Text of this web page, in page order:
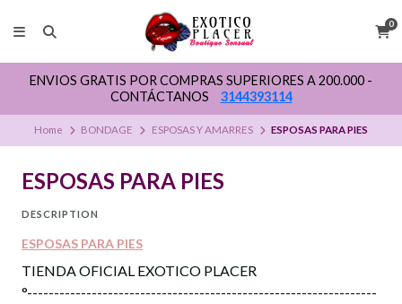
0
ENVIOS GRATIS POR COMPRAS SUPERIORES A 200.000 -
CONTÁCTANOS
3144393114
Home BONDAGE ESPOSAS Y AMARRES ESPOSAS PARA PIES
ESPOSAS PARA PIES
DESCRIPTION
ESPOSAS PARA PIES
TIENDA OFICIAL EXOTICO PLACER
°-----------------------------------------------------------------